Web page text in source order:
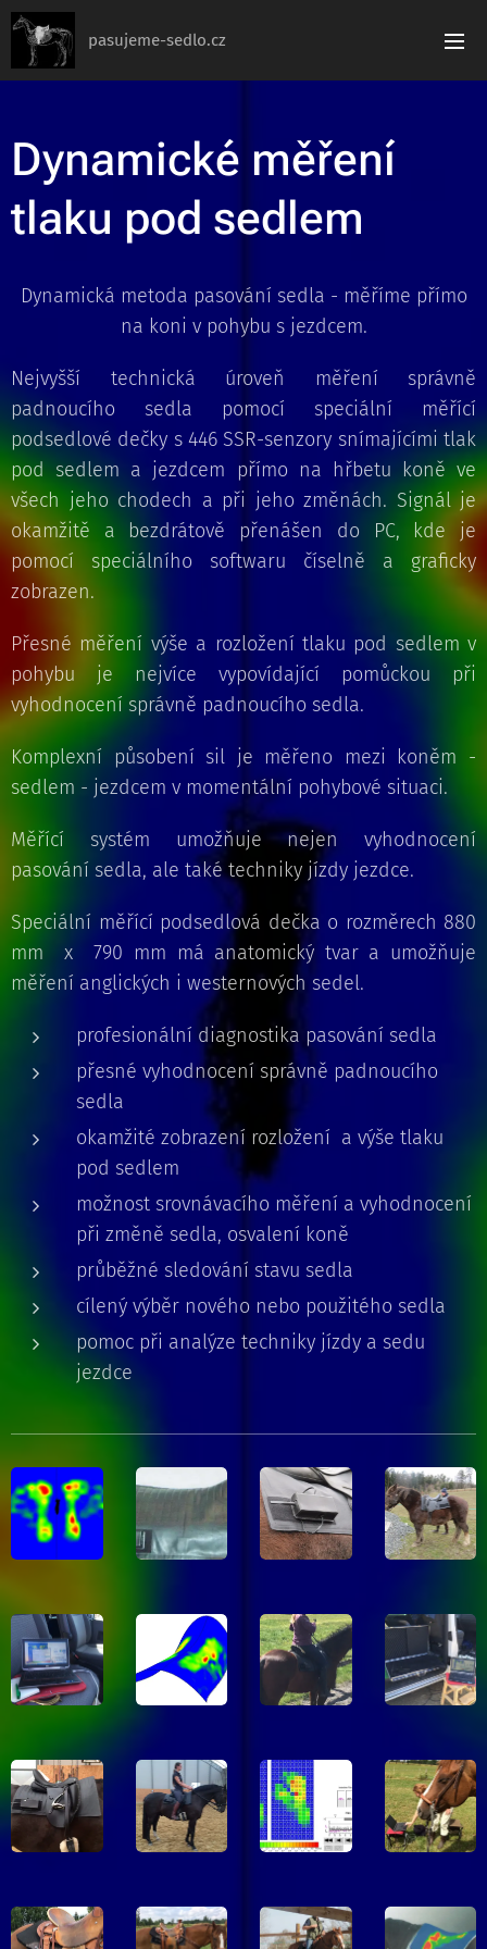
pasujeme-sedlo.cz
Dynamické měření
tlaku pod sedlem
Dynamická metoda pasování sedla - měříme přímo
na koni v pohybu s jezdcem.
Nejvyšší technická úroveň měření správně
padnoucího sedla pomocí speciální měřící
podsedlové dečky s 446 SSR-senzory snímajícími tlak
pod sedlem a jezdcem přímo na hřbetu koně ve
všech jeho chodech a při jeho změnách. Signál je
okamžitě a bezdrátově přenášen do PC, kde je
pomocí speciálního softwaru číselně a graficky
zobrazen.
Přesné měření výše a rozložení tlaku pod sedlem v
pohybu je nejvíce vypovídající pomůckou při
vyhodnocení správně padnoucího sedla.
Komplexní působení sil je měřeno mezi koněm -
sedlem - jezdcem v momentální pohybové situaci.
Měřící systém umožňuje nejen vyhodnocení
pasování sedla, ale také techniky jízdy jezdce.
Speciální měřící podsedlová dečka o rozměrech 880
mm x 790 mm má anatomický tvar a umožňuje
měření anglických i westernových sedel.
profesionální diagnostika pasování sedla
přesné vyhodnocení správně padnoucího
sedla
okamžité zobrazení rozložení a výše tlaku
pod sedlem
možnost srovnávacího měření a vyhodnocení
při změně sedla, osvalení koně
průběžné sledování stavu sedla
cílený výběr nového nebo použitého sedla
pomoc při analýze techniky jízdy a sedu
jezdce